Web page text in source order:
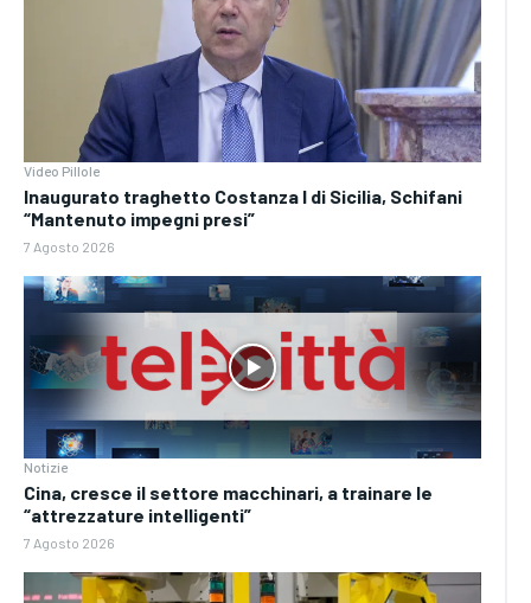
Video Pillole
Inaugurato traghetto Costanza I di Sicilia, Schifani
“Mantenuto impegni presi”
7 Agosto 2026
Notizie
Cina, cresce il settore macchinari, a trainare le
“attrezzature intelligenti”
7 Agosto 2026